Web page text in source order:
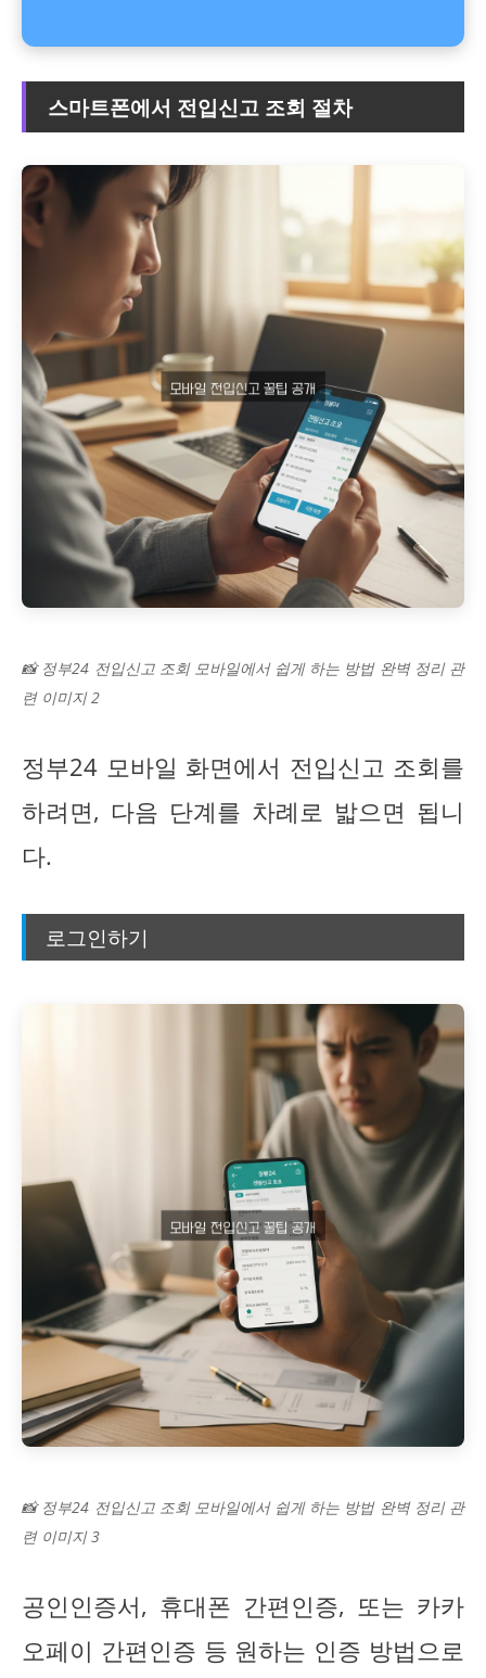
스마트폰에서 전입신고 조회 절차
📸 정부24 전입신고 조회 모바일에서 쉽게 하는 방법 완벽 정리 관
련 이미지 2
정부24 모바일 화면에서 전입신고 조회를
하려면, 다음 단계를 차례로 밟으면 됩니
다.
로그인하기
📸 정부24 전입신고 조회 모바일에서 쉽게 하는 방법 완벽 정리 관
련 이미지 3
공인인증서, 휴대폰 간편인증, 또는 카카
오페이 간편인증 등 원하는 인증 방법으로